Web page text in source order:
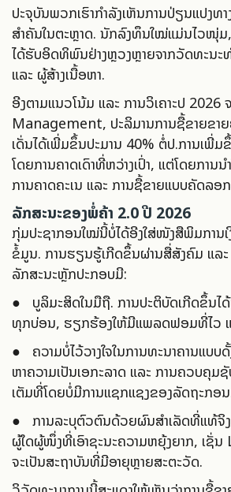
ປະຈຸບັນພວກເຮົາກຳລັງເຫັນການປ່ຽນແປງທ
ສຳຄັນໃນຕະຫຼາດ. ນັກລົງທຶນໃໝ່ແມ່ນໄວໜຸ່ມ
ໄດ້ຮັບອິດທິພົນຢ່າງຫຼວງຫຼາຍຈາກວັດທະນະ
ແລະ ຜູ້ສ້າງເນື້ອຫາ.
ອີງຕາມແນວໂນ້ມ ແລະ ການວິເຄາະປີ
Management, ປະລິມານການຊື້ຂາຍຂາ
ເດັ່ນໄດ້ເພີ່ມຂຶ້ນປະມານ 40% ຕໍ່ປີ.ການເພີ່
ໂດຍການຄາດເດົາທີ່ຫວ່າງເປົ່າ, ແຕ່ໂດຍການນໍ
ການຄາດຄະເນ ແລະ ການຊື້ຂາຍແບບຄັດລອ
ລັກສະນະຂອງພໍ່ຄ້າ 2.0 ປີ 2026
ກຸ່ມປະຊາກອນໃໝ່ນີ້ບໍ່ໄດ້ອີງໃສ່ໜັງສືພິມການເ
ຂໍ້ມູນ. ການຮຽນຮູ້ເກີດຂຶ້ນຜ່ານສື່ສັງຄົມ ແລ
ລັກສະນະຫຼັກປະກອບມີ:
● ບູລິມະສິດໃນມືຖື. ການປະຕິບັດເກີດຂຶ້ນໄ
ທຸກບ່ອນ, ຮຽກຮ້ອງໃຫ້ມີແພລດຟອມທີ່ໄວ
● ຄວາມບໍ່ໄວ້ວາງໃຈໃນການທະນາຄານແບບ
ຫາຄວາມເປັນເອກະລາດ ແລະ ການຄວບຄຸມ
ເຕັມທີ່ໂດຍບໍ່ມີການແຊກແຊງຂອງລັດຖະກອ
● ການລະບຸຕົວຕົນດ້ວຍຜົນສຳເລັດທີ່ແທ້ຈິ
ຜູ້ໃດຜູ້ໜຶ່ງທີ່ເອົາຊະນະຄວາມຫຍຸ້ງຍາກ, ເຊັ່
ຈະເປັນສະຖາບັນທີ່ມີອາຍຸຫຼາຍສະຕະວັດ.